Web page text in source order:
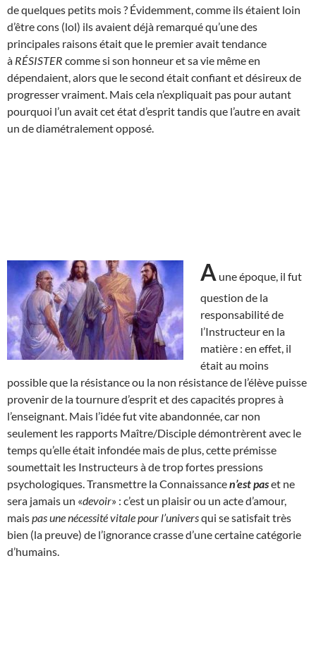
de quelques petits mois ? Évidemment, comme ils étaient loin
d’être cons (lol) ils avaient déjà remarqué qu’une des
principales raisons était que le premier avait tendance
à RÉSISTER comme si son honneur et sa vie même en
dépendaient, alors que le second était confiant et désireux de
progresser vraiment. Mais cela n’expliquait pas pour autant
pourquoi l’un avait cet état d’esprit tandis que l’autre en avait
un de diamétralement opposé.
A une époque, il fut
question de la
responsabilité de
l’Instructeur en la
matière : en effet, il
était au moins
possible que la résistance ou la non résistance de l’élève puisse
provenir de la tournure d’esprit et des capacités propres à
l’enseignant. Mais l’idée fut vite abandonnée, car non
seulement les rapports Maître/Disciple démontrèrent avec le
temps qu’elle était infondée mais de plus, cette prémisse
soumettait les Instructeurs à de trop fortes pressions
psychologiques. Transmettre la Connaissancen’est paset ne
sera jamais un «devoir» : c’est un plaisir ou un acte d’amour,
maispas une nécessité vitale pour l’universqui se satisfait très
bien (la preuve) de l’ignorance crasse d’une certaine catégorie
d’humains.